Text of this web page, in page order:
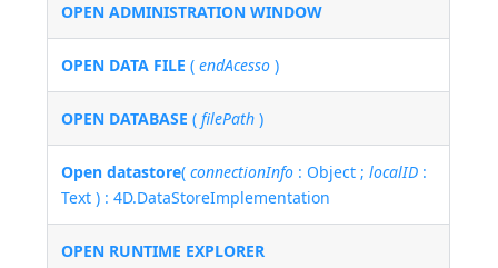
OPEN ADMINISTRATION WINDOW
OPEN DATA FILE (endAcesso )
OPEN DATABASE (filePath )
Open datastore(connectionInfo : Object ;localID :
Text ) : 4D.DataStoreImplementation
OPEN RUNTIME EXPLORER